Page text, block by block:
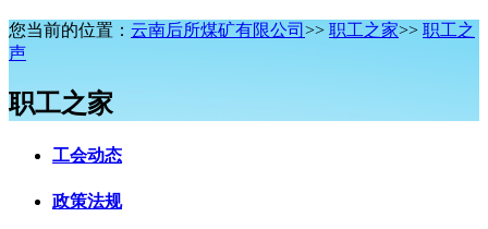
您当前的位置： 云南后所煤矿有限公司 >> 职工之家>> 职工之
声
职工之家
工会动态
政策法规